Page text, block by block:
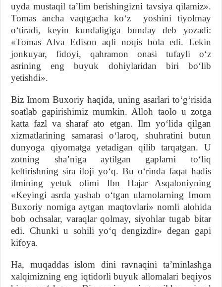
uyda mustaqil taʼlim berishingizni tavsiya qilamiz».
Tomas ancha vaqtgacha koʻz yoshini tiyolmay
oʻtiradi, keyin kundaligiga bunday deb yozadi:
«Tomas Alva Edison aqli noqis bola edi. Lekin
jonkuyar, fidoyi, qahramon onasi tufayli oʻz
asrining eng buyuk dohiylaridan biri boʻlib
yetishdi».
Biz Imom Buxoriy haqida, uning asarlari toʻgʻrisida
soatlab gapirishimiz mumkin. Alloh taolo u zotga
katta fazl va sharaf ato etgan. Ilm yoʻlida qilgan
xizmatlarining samarasi oʻlaroq, shuhratini butun
dunyoga qiyomatga yetadigan qilib tarqatgan. U
zotning shaʼniga aytilgan gaplarni toʻliq
keltirishning sira iloji yoʻq. Bu oʻrinda faqat hadis
ilmining yetuk olimi Ibn Hajar Asqaloniyning
«Keyingi asrda yashab oʻtgan ulamolarning Imom
Buxoriy nomiga aytgan maqtovlari» nomli alohida
bob ochsalar, varaqlar qolmay, siyohlar tugab bitar
edi. Chunki u sohili yoʻq dengizdir» degan gapi
kifoya.
Ha, muqaddas islom dini ravnaqini taʼminlashga
xalqimizning eng iqtidorli buyuk allomalari beqiyos